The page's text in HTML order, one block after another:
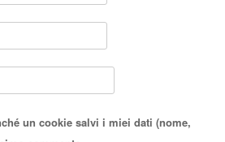
un cookie salvi i miei dati (nome,